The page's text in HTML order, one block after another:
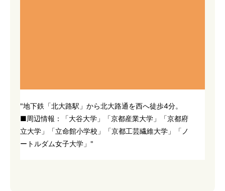
"地下鉄「北大路駅」から北大路通を西へ徒歩4分。
■周辺情報：「大谷大学」「京都産業大学」「京都府
立大学」「立命館小学校」「京都工芸繊維大学」「ノ
ートルダム女子大学」"